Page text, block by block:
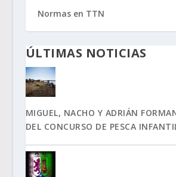
Normas en TTN
ÚLTIMAS NOTICIAS
MIGUEL, NACHO Y ADRIÁN
DEL CONCURSO DE PESCA